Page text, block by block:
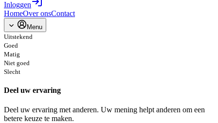
Inloggen
HomeOver onsContact
Menu
Uitstekend
Goed
Matig
Niet goed
Slecht
Deel uw ervaring
Deel uw ervaring met anderen. Uw mening helpt anderen om een
betere keuze te maken.